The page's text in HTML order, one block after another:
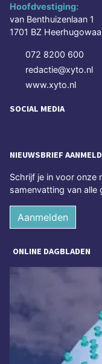
Hoofdvestiging:
van Benthuizenlaan 1
1701 BZ
072 8200 600
redactie@xyto.nl
www.xyto.nl
SOCIAL MEDIA
NIEUWSBRIEF
Schrijf je in voor onze
samenvatting van alle
Aanmelden
ONLINE DAGBLADEN